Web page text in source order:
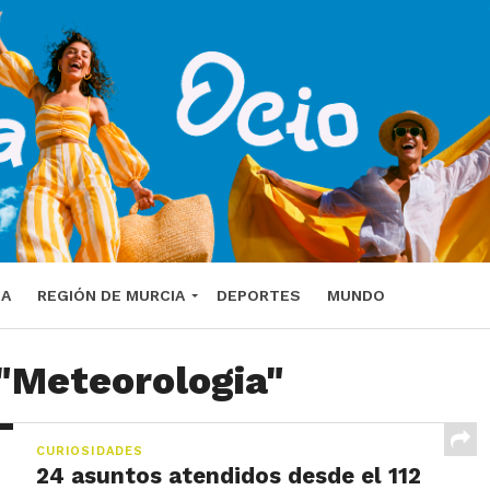
REGIÓN DE MURCIA DEPORTES MUNDO
CURIOSIDADES
24 asuntos atendidos desde el 112